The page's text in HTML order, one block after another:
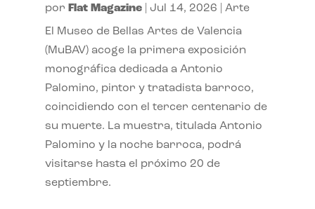
por Flat Magazine| Jul 14, 2026 Arte
El Museo de Bellas Artes de Valencia
(MuBAV) acoge la primera exposición
monográfica dedicada a Antonio
Palomino, pintor y tratadista barroco,
coincidiendo con el tercer centenario de
su muerte. La muestra, titulada Antonio
Palomino y la noche barroca, podrá
visitarse hasta el próximo 20 de
septiembre.